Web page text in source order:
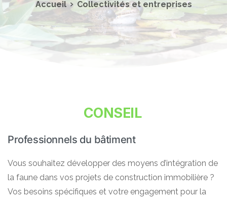
Accueil Collectivités et entreprises
CONSEIL
Professionnels du bâtiment
Vous souhaitez développer des moyens d’intégration de
la faune dans vos projets de construction immobilière ?
Vos besoins spécifiques et votre engagement pour la